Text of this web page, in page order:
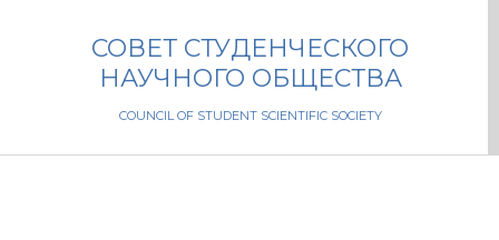
СОВЕТ СТУДЕНЧЕСКОГО
НАУЧНОГО ОБЩЕСТВА
COUNCIL OF STUDENT SCIENTIFIC SOCIETY